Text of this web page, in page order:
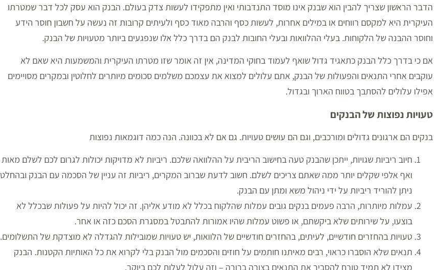
הדבר הראשון שצריך להבין הוא שבנק אינו מוסד התנדבותי ואין מתפקידו לעשות צדק בעולם. הבנק הוא עסק לכל דבר שמטרתו
העיקרית היא למקסם רווחים או במילים אחרות, לעשות כסף והרבה מאוד כסף ולעיתים קרובות זה נעשה על חשבון חוסר הידע
וחוסר ההבנה של הלקוחות. בעלי ההלוואות ובעלי החובות לבנק הם בדרך כלל אלו שנפגעים ביותר מטעויות של הבנק.
אם כי בדרך כלל הבנק כתאגיד גדול שואף לעמוד בחוקי המדינה, אין זה אומר שזו מטרתו העיקרית והמשמעות היא שאם לא
עוקבים אחרי התנאים והפעולות של הבנק, אתם עלולים למצוא את עצמכם משלמים סכומים מיותרים לחלוטין ובמקרים מסויימים
אפילו עלולים להסתבך בטווח הארוך ובגדול.
טעויות נפוצות של הבנקים
בנקים הם ארגונים גדולים ומורכבים, וגם הם עושים טעויות. גם אם לא בכוונה. הנה כמה דוגמאות נפוצות
חיוב ריביות שגויות, ייתכן שהבנק טעה בחישוב הריבית על ההלוואה שלכם. ריביות לא מדויקות יכולות לגרום לכם לשלם מאות
ואף אלפי שקלים יותר ממה שאתם צריכים לשלם. חשוב לדעת שברוב המקרים, ריביות זה עניין של הסכמה עם הבנק ובהחלט
ניתן להוריד ריביות על ידי ניהול משא ומתן עם הבנק.
עמלות מיותרות, הרבה פעמים בנקים גובים עמלות שהלקוח בכלל לא מודע אליהן. זה יכול להיות על פעולות שבכלל לא
בוצעו, על שירותים שלא ביקשתם, או פשוט עמלות שהיו אמורות להתבטל במסגרת הסכם כזה או אחר.
טעויות בהחזרים חודשיים, לעיתים, בהחזרים חודשיים של הלוואות, יש טעויות שמובילות להגדלה לא מוצדקת של התשלומים.
תנאים שלא הוסברו כראוי, רבים מאיתנו חותמים על חוזים והסכמים מול הבנק בלי לקרוא את כל האותיות הקטנות. הבנק
מצידו לא תמיד טורח להסביר את התנאים בצורה ברורה – וזה עלול לעלות לכם ביוקר.